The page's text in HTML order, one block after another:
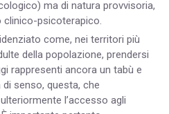
ma di natura provvisoria,
psicoterapico.
come, nei territori più
della popolazione, prendersi
rappresenti ancora un tabù e
senso, questa, che
l’accesso agli